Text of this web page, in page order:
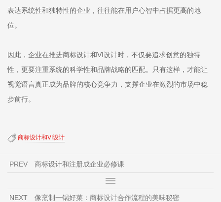
表达系统性和独特性的企业，往往能在用户心智中占据更高的地
位。
因此，企业在推进商标设计和VI设计时，不仅要追求创意的独特
性，更要注重系统的科学性和品牌战略的匹配。只有这样，才能让
视觉语言真正成为品牌的核心竞争力，支撑企业在激烈的市场中稳
步前行。
商标设计和VI设计
PREV 商标设计和注册成企业必修课
NEXT 像烹制一锅好菜：商标设计合作流程的美味秘密